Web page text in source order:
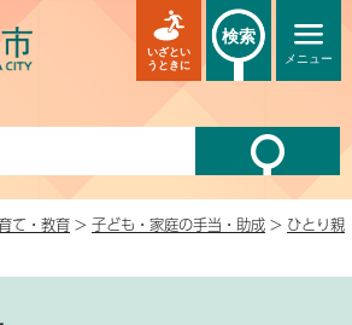
メニュー
いざとい
うときに
検索
て・教育 > 子ども・家庭の手当・助成 > ひとり親